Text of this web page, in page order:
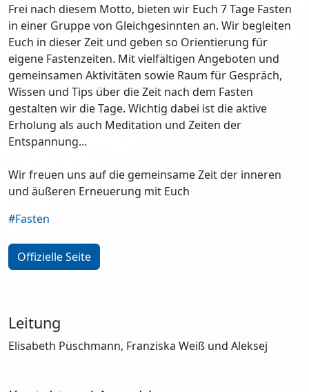
Frei nach diesem Motto, bieten wir Euch 7 Tage Fasten
in einer Gruppe von Gleichgesinnten an. Wir begleiten
Euch in dieser Zeit und geben so Orientierung für
eigene Fastenzeiten. Mit vielfältigen Angeboten und
gemeinsamen Aktivitäten sowie Raum für Gespräch,
Wissen und Tips über die Zeit nach dem Fasten
gestalten wir die Tage. Wichtig dabei ist die aktive
Erholung als auch Meditation und Zeiten der
Entspannung...
Wir freuen uns auf die gemeinsame Zeit der inneren
und äußeren Erneuerung mit Euch
#Fasten
Offizielle Seite
Leitung
Elisabeth Püschmann, Franziska Weiß und Aleksej